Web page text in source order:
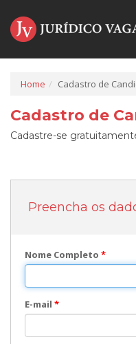
Home Cadastro de
Cadastro de
Cadastre-se
Preencha os
Nome Completo *
E-mail *